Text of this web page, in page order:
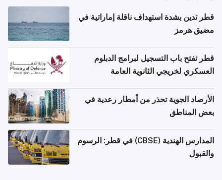
قطر تدين بشدة استهداف ناقلة إماراتية في
مضيق هرمز
قطر تفتح باب التسجيل لبرامج الدبلوم
العسكري لخريجي الثانوية العامة
الأرصاد الجوية تحذر من أمطار رعدية في
بعض المناطق
المدارس الهندية (CBSE) في قطر: الرسوم
والقبول